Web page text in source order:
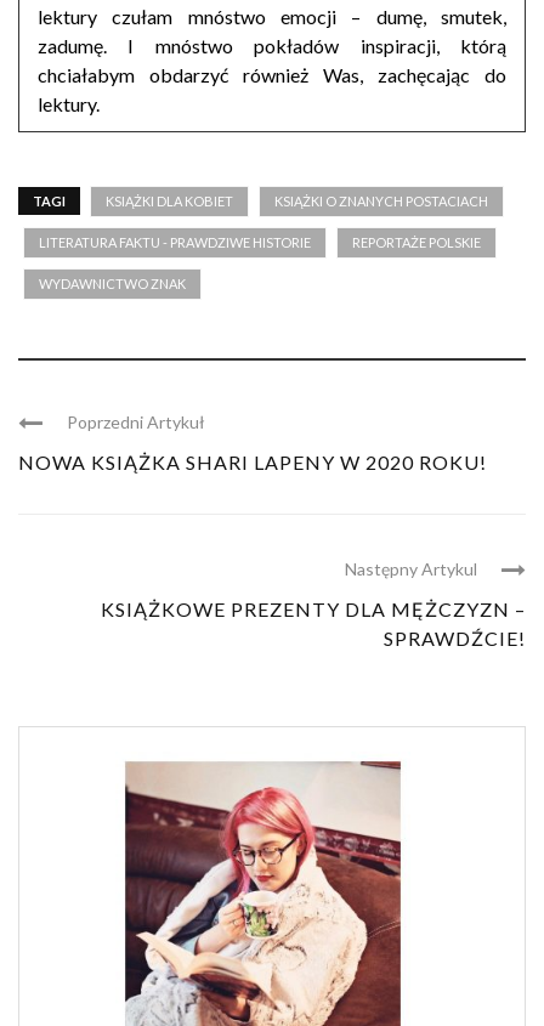
lektury czułam mnóstwo emocji – dumę, smutek,
zadumę. I mnóstwo pokładów inspiracji, którą
chciałabym obdarzyć również Was, zachęcając do
lektury.
TAGI KSIĄŻKI DLA KOBIET KSIĄŻKI O ZNANYCH POSTACIACH
LITERATURA FAKTU - PRAWDZIWE HISTORIE REPORTAŻE POLSKIE
WYDAWNICTWO ZNAK
Poprzedni Artykuł
NOWA KSIĄŻKA SHARI LAPENY W 2020 ROKU!
Następny Artykul
KSIĄŻKOWE PREZENTY DLA MĘŻCZYZN –
SPRAWDŹCIE!